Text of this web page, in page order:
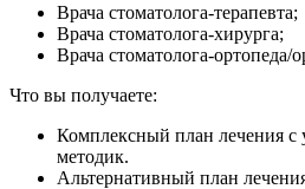
Врача стоматолога‑терапевта;
Врача стоматолога-хирурга;
Врача стоматолога-ортопеда/
Что вы получаете:
Комплексный план лечения с
методик.
Альтернативный план